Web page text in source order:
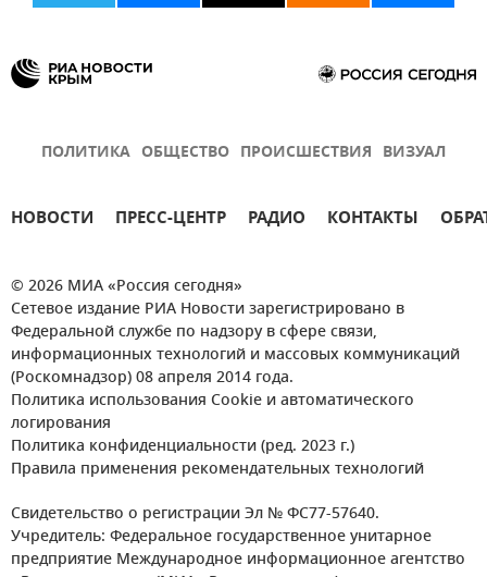
ПОЛИТИКА ОБЩЕСТВО ПРОИСШЕСТВИЯ ВИЗУАЛ
НОВОСТИ ПРЕСС-ЦЕНТР РАДИО КОНТАКТЫ
© 2026 МИА «Россия сегодня»
Сетевое издание РИА Новости зарегистрировано в
Федеральной службе по надзору в сфере связи,
информационных технологий и массовых коммуникаций
(Роскомнадзор) 08 апреля 2014 года.
Политика использования Cookie и автоматического
логирования
Политика конфиденциальности (ред. 2023 г.)
Правила применения рекомендательных технологий
Свидетельство о регистрации Эл № ФС77-57640.
Учредитель: Федеральное государственное унитарное
предприятие Международное информационное агентство